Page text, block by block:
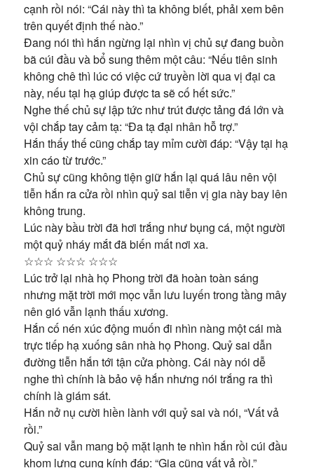
cạnh rồi nói: “Cái này thì ta không biết, phải xem bên
trên quyết định thế nào.”
Đang nói thì hắn ngừng lại nhìn vị chủ sự đang buồn
bã cúi đầu và bổ sung thêm một câu: “Nếu tiên sinh
không chê thì lúc có việc cứ truyền lời qua vị đại ca
này, nếu tại hạ giúp được ta sẽ cố hết sức.”
Nghe thế chủ sự lập tức như trút được tảng đá lớn và
vội chắp tay cảm tạ: “Đa tạ đại nhân hỗ trợ.”
Hắn thấy thế cũng chắp tay mỉm cười đáp: “Vậy tại hạ
xin cáo từ trước.”
Chủ sự cũng không tiện giữ hắn lại quá lâu nên vội
tiễn hắn ra cửa rồi nhìn quỷ sai tiễn vị gia này bay lên
không trung.
Lúc này bầu trời đã hơi trắng như bụng cá, một người
một quỷ nháy mắt đã biến mất nơi xa.
☆☆☆ ☆☆☆ ☆☆☆
Lúc trở lại nhà họ Phong trời đã hoàn toàn sáng
nhưng mặt trời mới mọc vẫn lưu luyến trong tầng mây
nên gió vẫn lạnh thấu xương.
Hắn cố nén xúc động muốn đi nhìn nàng một cái mà
trực tiếp hạ xuống sân nhà họ Phong. Quỷ sai dẫn
đường tiễn hắn tới tận cửa phòng. Cái này nói dễ
nghe thì chính là bảo vệ hắn nhưng nói trắng ra thì
chính là giám sát.
Hắn nở nụ cười hiền lành với quỷ sai và nói, “Vất vả
rồi.”
Quỷ sai vẫn mang bộ mặt lạnh te nhìn hắn rồi cúi đầu
khom lưng cung kính đáp: “Gia cũng vất vả rồi.”